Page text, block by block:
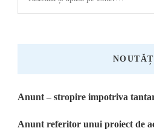
ceva?
Anunt – stropire impotriva
Anunt referitor unui proiect de